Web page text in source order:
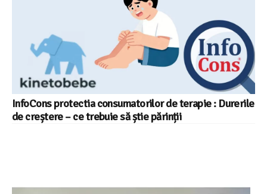
InfoCons protectia consumatorilor de terapie : Durerile
de creștere – ce trebuie să știe părinții